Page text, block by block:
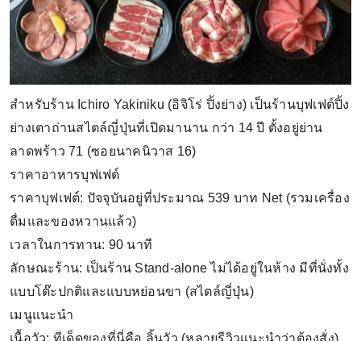
สำหรับร้าน Ichiro Yakiniku (อิจิโร่ ปิ้งย่าง) เป็นร้านบุฟเฟต์ปิ้ง
ย่างเตาถ่านสไตล์ญี่ปุ่นที่เปิดมานาน กว่า 14 ปี ตั้งอยู่ย่าน
ลาดพร้าว 71 (ซอยนาคนิวาส 16)
ราคาอาหารบุฟเฟต์
ราคาบุฟเฟต์: ปัจจุบันอยู่ที่ประมาณ 539 บาท Net (รวมเครื่อง
ดื่มและของหวานแล้ว)
เวลาในการทาน: 90 นาที
ลักษณะร้าน: เป็นร้าน Stand-alone ไม่ได้อยู่ในห้าง มีที่นั่งทั้ง
แบบโต๊ะปกติและแบบหย่อนขา (สไตล์ญี่ปุ่น)
เมนูแนะนำ
เนื้อวัว: ทีเด็ดของที่นี่คือ ลิ้นวัว (หลายรีวิวแนะนำว่าต้องสั่ง),